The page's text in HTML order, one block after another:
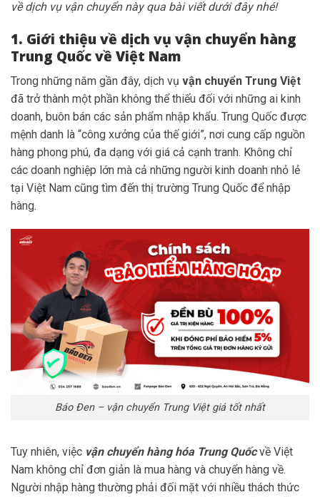
về dịch vụ vận chuyển này qua bài viết dưới đây nhé!
1. Giới thiệu về dịch vụ vận chuyển hàng
Trung Quốc về Việt Nam
Trong những năm gần đây, dịch vụ vận chuyển Trung Việt
đã trở thành một phần không thể thiếu đối với những ai kinh
doanh, buôn bán các sản phẩm nhập khẩu. Trung Quốc được
mệnh danh là “công xưởng của thế giới”, nơi cung cấp nguồn
hàng phong phú, đa dạng với giá cả cạnh tranh. Không chỉ
các doanh nghiệp lớn mà cả những người kinh doanh nhỏ lẻ
tại Việt Nam cũng tìm đến thị trường Trung Quốc để nhập
hàng.
Báo Đen – vận chuyển Trung Việt giá tốt nhất
Tuy nhiên, việc vận chuyển hàng hóa Trung Quốcvề Việt
Nam không chỉ đơn giản là mua hàng và chuyển hàng về.
Người nhập hàng thường phải đối mặt với nhiều thách thức